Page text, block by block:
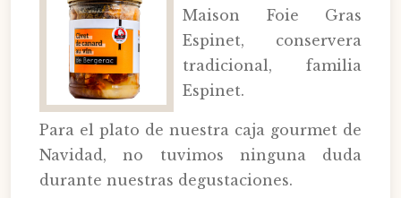
Maison Foie Gras
Espinet, conservera
tradicional, familia
Espinet.
Para el plato de nuestra caja gourmet de
Navidad, no tuvimos ninguna duda
durante nuestras degustaciones.